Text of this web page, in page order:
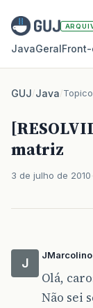
JavaGeral
GUJ/Java/Topico
matriz
3 de julho de 2010
J
JMarcolino
Olá,
Não sei